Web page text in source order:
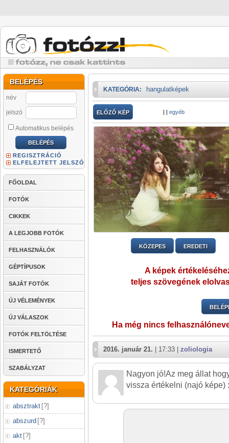
BELÉPÉS
név
jelszó
Automatikus belépés
REGISZTRÁCIÓ
ELFELEJTETT JELSZÓ
FŐOLDAL
FOTÓK
CIKKEK
A LEGJOBB FOTÓK
FELHASZNÁLÓK
GÉPTÍPUSOK
SAJÁT FOTÓK
ÚJ VÉLEMÉNYEK
ÚJ VÁLASZOK
FOTÓK FELTÖLTÉSE
ISMERTETŐ
SZABÁLYZAT
KATEGÓRIÁK
absztrakt [?]
abszurd [?]
akt [?]
KATEGÓRIA: hangulatképek
ELŐZŐ KÉP | | egyéb
KÖZEPES EREDETI
A képek
teljes szövegének
Ha még nincs
2016. január 21. | 17:33 | zoliologia
Nagyon jó!Az meg állat
vissza értékelni (najó képe)